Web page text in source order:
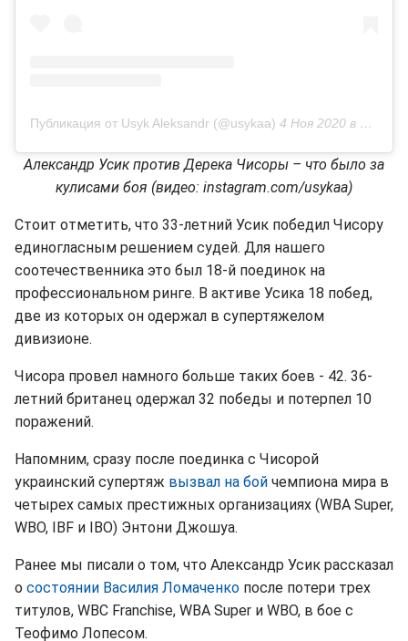
Публикация от Usyk Aleksandr (@usykaa) 4 Ноя 2020 в 8:26 PST
Александр Усик против Дерека Чисоры – что было за
кулисами боя (видео: instagram.com/usykaa)
Стоит отметить, что 33-летний Усик победил Чисору
единогласным решением судей. Для нашего
соотечественника это был 18-й поединок на
профессиональном ринге. В активе Усика 18 побед,
две из которых он одержал в супертяжелом
дивизионе.
Чисора провел намного больше таких боев - 42. 36-
летний британец одержал 32 победы и потерпел 10
поражений.
Напомним, сразу после поединка с Чисорой
украинский супертяж вызвал на бой чемпиона мира в
четырех самых престижных организациях (WBA Super,
WBO, IBF и IBO) Энтони Джошуа.
Ранее мы писали о том, что Александр Усик рассказал
о состоянии Василия Ломаченко после потери трех
титулов, WBC Franchise, WBA Super и WBO, в бое с
Теофимо Лопесом.